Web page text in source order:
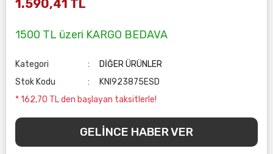
1.590,41 TL
1500 TL üzeri KARGO BEDAVA
Kategori
DİĞER ÜRÜNLER
Stok Kodu
KNI923875ESD
* 162,70 TL den başlayan taksitlerle!
GELİNCE HABER VER